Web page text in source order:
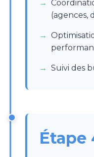
(agences,
Suivi des
Étape